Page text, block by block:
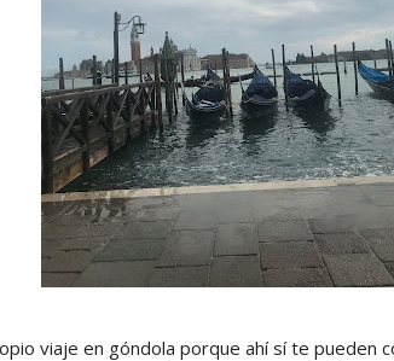
viaje en góndola porque ahí sí te pueden